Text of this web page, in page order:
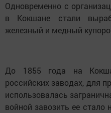
Одновременно с
в Кокшане стали
железный и медный
До 1855 года на
российских заводах, для
использовалась
войной завозить ее